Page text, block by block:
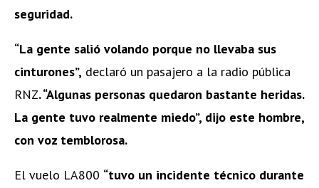
seguridad.
“La gente salió volando porque no llevaba sus
cinturones”, declaró un pasajero a la radio pública
RNZ. “Algunas personas quedaron bastante heridas.
La gente tuvo realmente miedo”, dijo este hombre,
con voz temblorosa.
El vuelo LA800 “tuvo un incidente técnico durante